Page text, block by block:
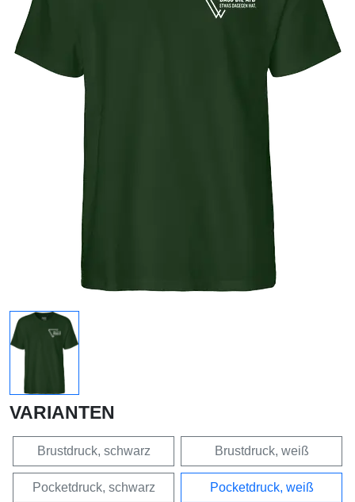
VARIANTEN
Brustdruck, schwarz Brustdruck, weiß
Pocketdruck, schwarz Pocketdruck, weiß